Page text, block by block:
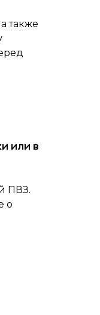
также
или в
ПВЗ.
о